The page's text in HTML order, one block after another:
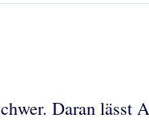
Daran